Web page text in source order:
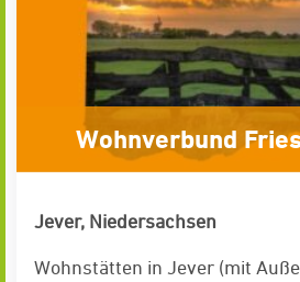
Wohnverbund
Jever, Niedersachsen
Wohnstätten in Jever (mit